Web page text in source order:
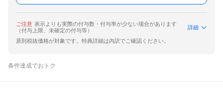
ご注意 表示よりも実際の付与数・付与率が少ない場合があります
（付与上限、未確定の付与等）
詳細
原則税抜価格が対象です。特典詳細は内訳でご確認ください。
条件達成でおトク